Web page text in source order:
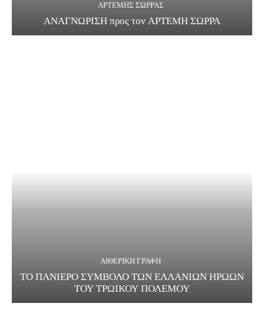
ΑΡΤΕΜΗΣ ΣΩΡΡΑΣ
ΑΝΑΓΝΩΡΙΣΗ προς τον ΑΡΤΕΜΗ ΣΩΡΡΑ
ΑΙΘΕΡΙΚΗ ΓΡΑΦΗ
ΤΟ ΠΑΝΙΕΡΟ ΣΥΜΒΟΛΟ ΤΩΝ ΕΛΛΑΝΙΩΝ ΗΡΩΩΝ
ΤΟΥ ΤΡΩΙΚΟΥ ΠΟΛΕΜΟΥ